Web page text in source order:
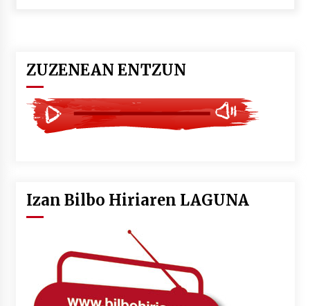
Larunbatean Plentziako Itsas Martxa ospatuko
da
2026/07/07
2026/07/07
Uribitarte40 aretoan
2026/07/03
SOINUGELA: Paul McCartney eta Ringo Starr-en
lan berriak
ZUZENEAN ENTZUN
Izan Bilbo Hiriaren LAGUNA